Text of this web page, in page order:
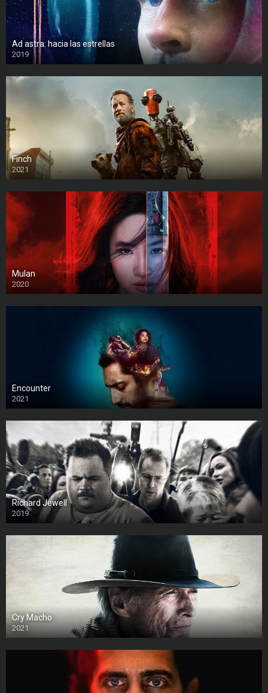
Ad astra: hacia las estrellas
2019
Finch
2021
Mulan
2020
Encounter
2021
Richard Jewell
2019
Cry Macho
2021